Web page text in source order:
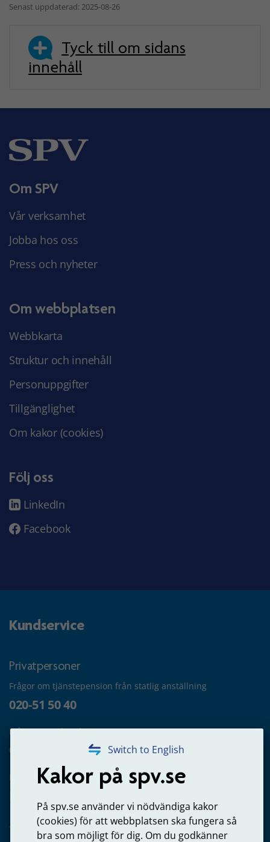
Switch to English
Kakor på spv.se
På spv.se använder vi nödvändiga kakor
(cookies) för att webbplatsen ska fungera så
bra som möjligt för dig. Om du godkänner
Senast uppdaterad: 2025-08-26
Tyck till om sidans
innehåll
Om SPV
Vår verksamhet
Jobba hos oss
Press och nyheter
Om webbplatsen
Webbkarta
Struktur och innehåll
Personuppgifter
Tillgänglighet
Om kakor (cookies)
Följ oss
LinkedIn
Facebook
Kundservice
Privatpersoner
Frågor om tjänstepension från statlig anställning
020-51 50 40
Frågor om utbetalning
020-65 00 65
Kontakta oss